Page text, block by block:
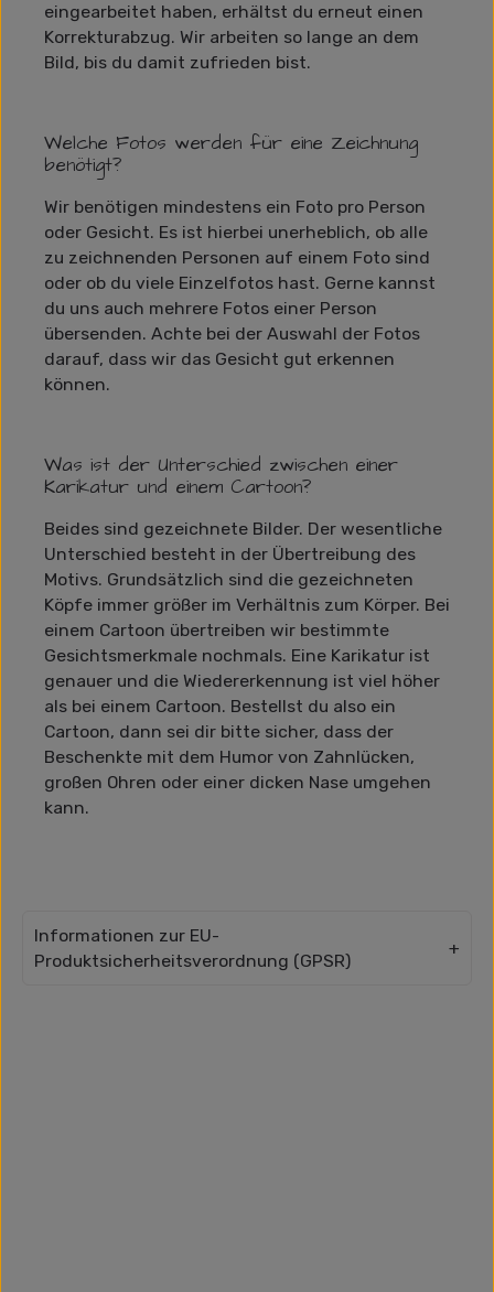
eingearbeitet haben, erhältst du erneut einen
Korrekturabzug. Wir arbeiten so lange an dem
Bild, bis du damit zufrieden bist.
Welche Fotos werden für eine Zeichnung
benötigt?
Wir benötigen mindestens ein Foto pro Person
oder Gesicht. Es ist hierbei unerheblich, ob alle
zu zeichnenden Personen auf einem Foto sind
oder ob du viele Einzelfotos hast. Gerne kannst
du uns auch mehrere Fotos einer Person
übersenden. Achte bei der Auswahl der Fotos
darauf, dass wir das Gesicht gut erkennen
können.
Was ist der Unterschied zwischen einer
Karikatur und einem Cartoon?
Beides sind gezeichnete Bilder. Der wesentliche
Unterschied besteht in der Übertreibung des
Motivs. Grundsätzlich sind die gezeichneten
Köpfe immer größer im Verhältnis zum Körper. Bei
einem Cartoon übertreiben wir bestimmte
Gesichtsmerkmale nochmals. Eine Karikatur ist
genauer und die Wiedererkennung ist viel höher
als bei einem Cartoon. Bestellst du also ein
Cartoon, dann sei dir bitte sicher, dass der
Beschenkte mit dem Humor von Zahnlücken,
großen Ohren oder einer dicken Nase umgehen
kann.
Informationen zur EU-
Produktsicherheitsverordnung (GPSR)